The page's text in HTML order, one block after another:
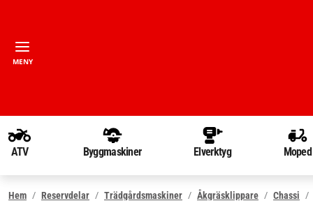
MENY
ATV Byggmaskiner Elverktyg Moped
Hem Reservdelar Trädgårdsmaskiner Åkgräsklippare Chassi